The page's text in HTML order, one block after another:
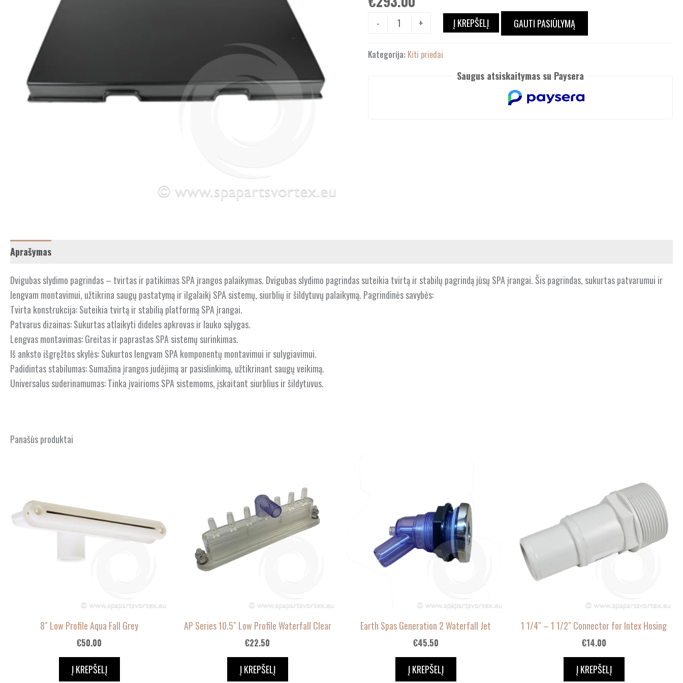
- + Į KREPŠELĮ GAUTI PASIŪLYMĄ
Kategorija: Kiti priedai
Saugus atsiskaitymas su Paysera
Aprašymas
Dvigubas slydimo pagrindas – tvirtas ir patikimas SPA įrangos palaikymas. Dvigubas slydimo pagrindas suteikia tvirtą ir stabilų pagrindą jūsų SPA įrangai. Šis pagrindas, sukurtas patvarumui ir
lengvam montavimui, užtikrina saugų pastatymą ir ilgalaikį SPA sistemų, siurblių ir šildytuvų palaikymą. Pagrindinės savybės:
Tvirta konstrukcija: Suteikia tvirtą ir stabilią platformą SPA įrangai.
Patvarus dizainas: Sukurtas atlaikyti dideles apkrovas ir lauko sąlygas.
Lengvas montavimas: Greitas ir paprastas SPA sistemų surinkimas.
Iš anksto išgręžtos skylės: Sukurtos lengvam SPA komponentų montavimui ir sulygiavimui.
Padidintas stabilumas: Sumažina įrangos judėjimą ar pasislinkimą, užtikrinant saugų veikimą.
Universalus suderinamumas: Tinka įvairioms SPA sistemoms, įskaitant siurblius ir šildytuvus.
Panašūs produktai
8″ Low Profile Aqua Fall Grey
€50.00
Į KREPŠELĮ
AP Series 10.5″ Low Profile Waterfall Clear
€22.50
Į KREPŠELĮ
Earth Spas Generation 2 Waterfall Jet
€45.50
Į KREPŠELĮ
1 1/4″ – 1 1/2″ Connector for Intex Hosing
€14.00
Į KREPŠELĮ